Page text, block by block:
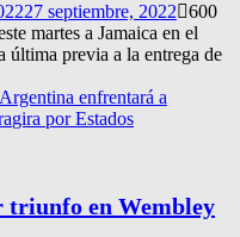
27 septiembre, 2022
600
martes a Jamaica en el
última previa a la entrega de
Argentina enfrentará a
gira por Estados
en Wembley